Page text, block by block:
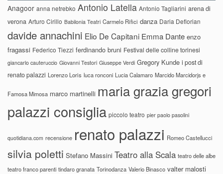
Anagoor anna netrebko Antonio Latella Antonio Tagliarini arena di
verona Arturo Cirillo Babilonia Teatri Carmelo Rifici danza Daria Deflorian
davide annachini Elio De Capitani Emma Dante enzo
fragassi Federico Tiezzi ferdinando bruni Festival delle colline torinesi
giancarlo cauteruccio Giovanni Testori Giuseppe Verdi Gregory Kunde i post di
renato palazzi Lorenzo Loris luca ronconi Lucia Calamaro Marcido Marcidorjs e
Famosa Mimosa marco martinelli maria grazia gregori
palazzi consiglia piccolo teatro pier paolo pasolini
quotidiana.com recensione renato palazzi Romeo Castellucci
silvia poletti Stefano Massini Teatro alla Scala teatro delle albe
teatro franco parenti tindaro granata Torinodanza Valerio Binasco valter malosti